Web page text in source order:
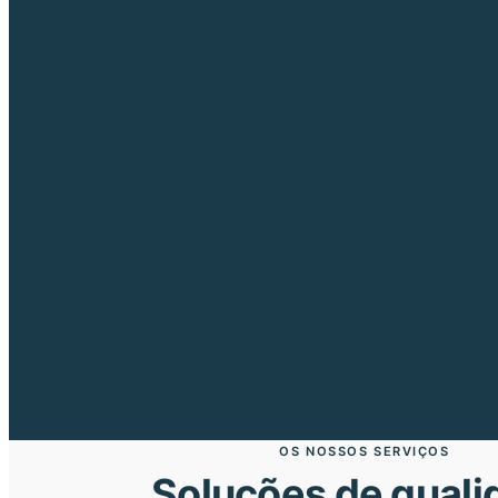
OS NOSSOS SERVIÇOS